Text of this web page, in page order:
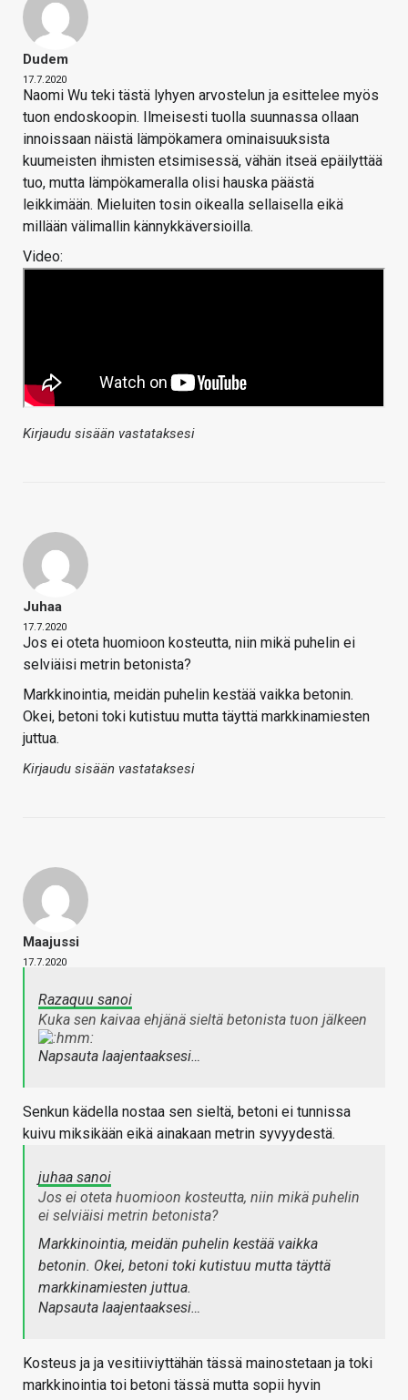
Dudem
17.7.2020
Naomi Wu teki tästä lyhyen arvostelun ja esittelee myös
tuon endoskoopin. Ilmeisesti tuolla suunnassa ollaan
innoissaan näistä lämpökamera ominaisuuksista
kuumeisten ihmisten etsimisessä, vähän itseä epäilyttää
tuo, mutta lämpökameralla olisi hauska päästä
leikkimään. Mieluiten tosin oikealla sellaisella eikä
millään välimallin kännykkäversioilla.
Video:
Kirjaudu sisään vastataksesi
Juhaa
17.7.2020
Jos ei oteta huomioon kosteutta, niin mikä puhelin ei
selviäisi metrin betonista?
Markkinointia, meidän puhelin kestää vaikka betonin.
Okei, betoni toki kutistuu mutta täyttä markkinamiesten
juttua.
Kirjaudu sisään vastataksesi
Maajussi
17.7.2020
Razaquu sanoi
Kuka sen kaivaa ehjänä sieltä betonista tuon jälkeen
Napsauta laajentaaksesi…
Senkun kädella nostaa sen sieltä, betoni ei tunnissa
kuivu miksikään eikä ainakaan metrin syvyydestä.
juhaa sanoi
Jos ei oteta huomioon kosteutta, niin mikä puhelin
ei selviäisi metrin betonista?
Markkinointia, meidän puhelin kestää vaikka
betonin. Okei, betoni toki kutistuu mutta täyttä
markkinamiesten juttua.
Napsauta laajentaaksesi…
Kosteus ja ja vesitiiviyttähän tässä mainostetaan ja toki
markkinointia toi betoni tässä mutta sopii hyvin